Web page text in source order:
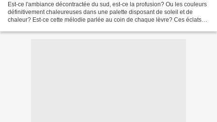
Est-ce l'ambiance décontractée du sud, est-ce la profusion? Ou les couleurs
définitivement chaleureuses dans une palette disposant de soleil et de
chaleur? Est-ce cette mélodie parlée au coin de chaque lèvre? Ces éclats